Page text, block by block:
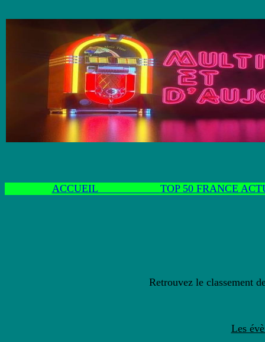
ACCUEIL TOP 50 FRANCE
Retrouvez le
Les